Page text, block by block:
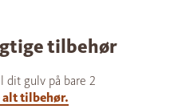
tilbehør
dit gulv på bare 2
alt tilbehør.